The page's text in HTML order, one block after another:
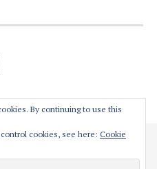
PRZEZ E-MAIL
zaprenumerować ten
w celu bezproblemowego jej
jest to dla Ciebie problemem,
By continuing to use this
cookies, see here: Cookie